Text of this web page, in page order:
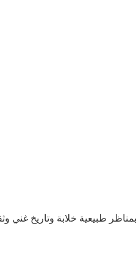
طبيعية خلابة وتاريخ